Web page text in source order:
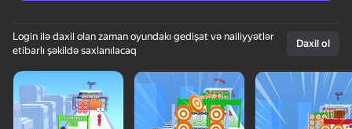
Login ilə daxil olan zaman oyundakı gedişat və nailiyyətlər
etibarlı şəkildə saxlanılacaq
Daxil ol